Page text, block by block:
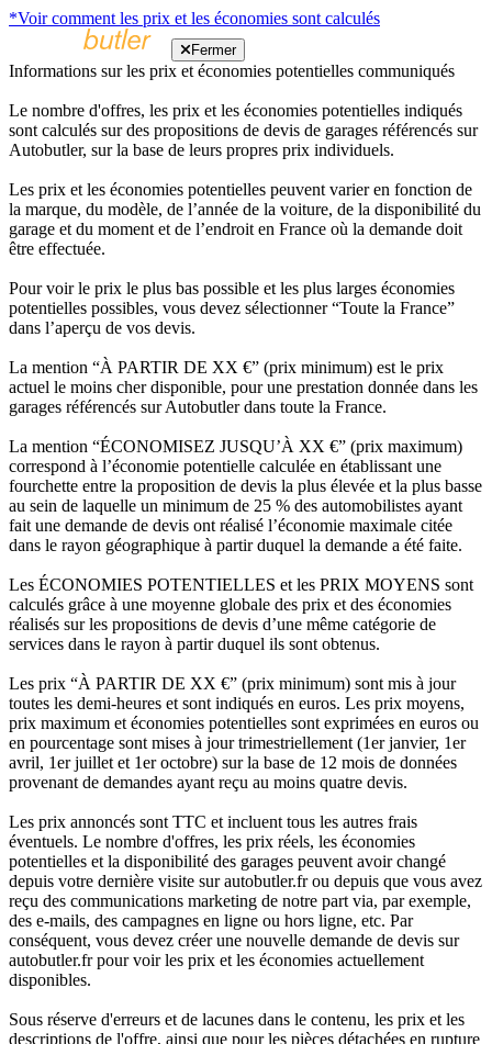
*Voir comment les prix et les économies sont calculés
Fermer
Informations sur les prix et économies potentielles communiqués
Le nombre d'offres, les prix et les économies potentielles indiqués
sont calculés sur des propositions de devis de garages référencés sur
Autobutler, sur la base de leurs propres prix individuels.
Les prix et les économies potentielles peuvent varier en fonction de
la marque, du modèle, de l’année de la voiture, de la disponibilité du
garage et du moment et de l’endroit en France où la demande doit
être effectuée.
Pour voir le prix le plus bas possible et les plus larges économies
potentielles possibles, vous devez sélectionner “Toute la France”
dans l’aperçu de vos devis.
La mention “À PARTIR DE XX €” (prix minimum) est le prix
actuel le moins cher disponible, pour une prestation donnée dans les
garages référencés sur Autobutler dans toute la France.
La mention “ÉCONOMISEZ JUSQU’À XX €” (prix maximum)
correspond à l’économie potentielle calculée en établissant une
fourchette entre la proposition de devis la plus élevée et la plus basse
au sein de laquelle un minimum de 25 % des automobilistes ayant
fait une demande de devis ont réalisé l’économie maximale citée
dans le rayon géographique à partir duquel la demande a été faite.
Les ÉCONOMIES POTENTIELLES et les PRIX MOYENS sont
calculés grâce à une moyenne globale des prix et des économies
réalisés sur les propositions de devis d’une même catégorie de
services dans le rayon à partir duquel ils sont obtenus.
Les prix “À PARTIR DE XX €” (prix minimum) sont mis à jour
toutes les demi-heures et sont indiqués en euros. Les prix moyens,
prix maximum et économies potentielles sont exprimées en euros ou
en pourcentage sont mises à jour trimestriellement (1er janvier, 1er
avril, 1er juillet et 1er octobre) sur la base de 12 mois de données
provenant de demandes ayant reçu au moins quatre devis.
Les prix annoncés sont TTC et incluent tous les autres frais
éventuels. Le nombre d'offres, les prix réels, les économies
potentielles et la disponibilité des garages peuvent avoir changé
depuis votre dernière visite sur autobutler.fr ou depuis que vous avez
reçu des communications marketing de notre part via, par exemple,
des e-mails, des campagnes en ligne ou hors ligne, etc. Par
conséquent, vous devez créer une nouvelle demande de devis sur
autobutler.fr pour voir les prix et les économies actuellement
disponibles.
Sous réserve d'erreurs et de lacunes dans le contenu, les prix et les
descriptions de l'offre, ainsi que pour les pièces détachées en rupture